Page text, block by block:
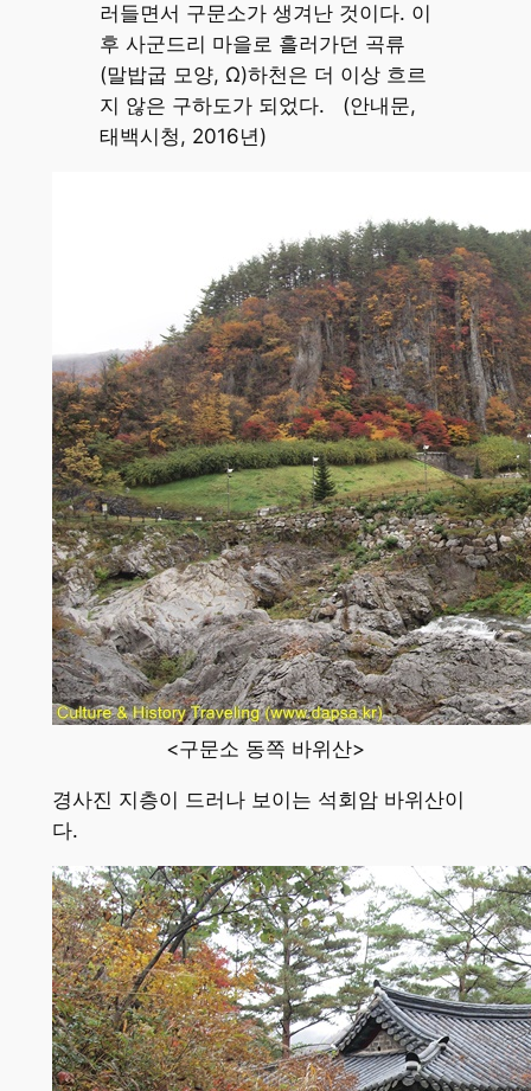
러들면서 구문소가 생겨난 것이다. 이
후 사군드리 마을로 흘러가던 곡류
(말밥굽 모양, Ω)하천은 더 이상 흐르
지 않은 구하도가 되었다. (안내문,
태백시청, 2016년)
<구문소 동쪽 바위산>
경사진 지층이 드러나 보이는 석회암 바위산이
다.